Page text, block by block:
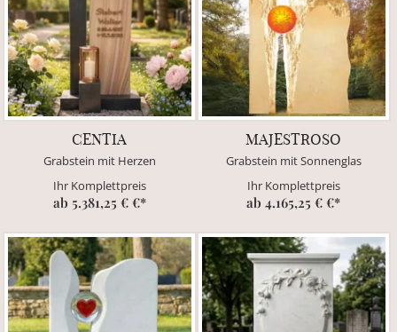
CENTIA
Grabstein mit Herzen
Ihr Komplettpreis
ab 5.381,25 € €*
MAJESTROSO
Grabstein mit Sonnenglas
Ihr Komplettpreis
ab 4.165,25 € €*